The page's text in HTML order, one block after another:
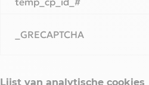
_GRECAPTCHA
‎Lijst van analytische cookies‎